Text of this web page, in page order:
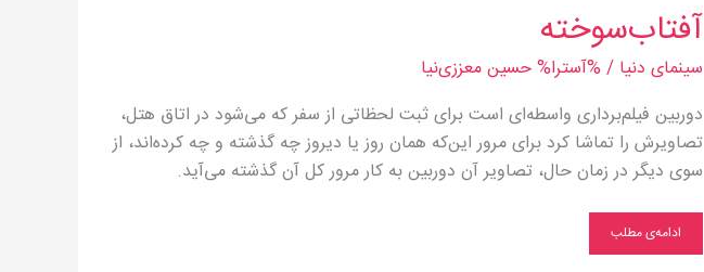
آفتاب‌سوخته
سینمای دنیا / %آسترا%حسین معززی‌نیا
دوربین فیلم‌برداری واسطه‌ای است برای ثبت لحظاتی از سفر که می‌شود در اتاق هتل،
تصاویرش را تماشا کرد برای مرور این‌که همان روز یا دیروز چه گذشته و چه کرده‌اند، از
سوی دیگر در زمان حال، تصاویر آن دوربین به کار مرور کل آن گذشته می‌آید.
ادامه‌ی مطلب